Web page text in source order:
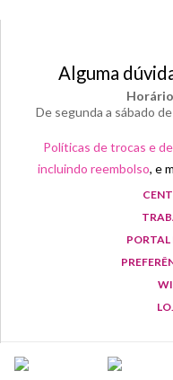
Alguma
De segunda a sábado
Políticas de trocas e
incluindo reembolso, e
PORTAL